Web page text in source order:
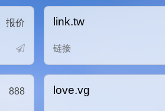
报价 link.tw
链接
888 love.vg